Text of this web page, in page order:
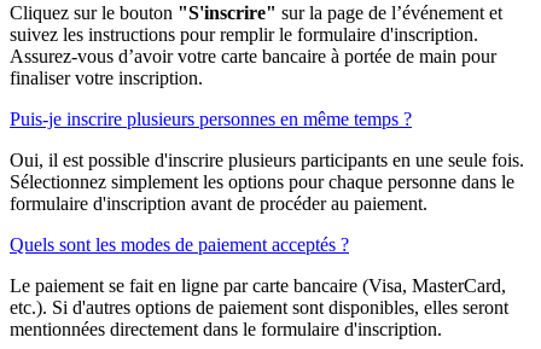
Cliquez sur le bouton "S'inscrire" sur la page de l’événement et
suivez les instructions pour remplir le formulaire d'inscription.
Assurez-vous d’avoir votre carte bancaire à portée de main pour
finaliser votre inscription.
Puis-je inscrire plusieurs personnes en même temps ?
Oui, il est possible d'inscrire plusieurs participants en une seule fois.
Sélectionnez simplement les options pour chaque personne dans le
formulaire d'inscription avant de procéder au paiement.
Quels sont les modes de paiement acceptés ?
Le paiement se fait en ligne par carte bancaire (Visa, MasterCard,
etc.). Si d'autres options de paiement sont disponibles, elles seront
mentionnées directement dans le formulaire d'inscription.